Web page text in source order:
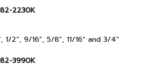
2230K
1/2”, 9/16”, 5/8”, 11/16” and 3/4”
3990K